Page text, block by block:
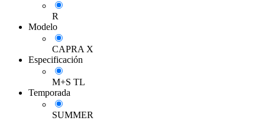
R
Modelo
CAPRA X
Especificación
M+S TL
Temporada
SUMMER